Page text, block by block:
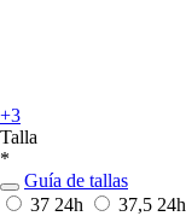
+3
Talla
*
Guía de tallas
37 24h 37,5 24h